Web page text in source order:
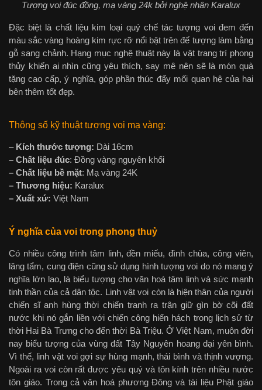
Tượng voi đúc đồng, mạ vàng 24k bởi nghệ nhân Karalux
Đặc biệt là chất liệu kim loại quý chế tác tượng voi đem đến
màu sắc vàng hoàng kim rực rỡ nổi bật trên đế tượng làm bằng
gỗ sang chảnh. Hạng mục nghệ thuật này là vật trang trí phong
thủy khiến ai nhìn cũng yêu thích, say mê nên sẽ là món quà
tặng cao cấp, ý nghĩa, góp phần thúc đẩy mối quan hệ của hai
bên thêm tốt đẹp.
Thông số kỹ thuật tượng voi mạ vàng:
– Kích thước tượng: Dài 16cm
– Chất liệu đúc: Đồng vàng nguyên khối
– Chất liệu bề mặt: Mạ vàng 24K
– Thương hiệu: Karalux
– Xuất xứ: Việt Nam
Ý nghĩa của voi trong phong thuỷ
Có nhiều công trình tâm linh, đền miếu, đình chùa, công viên,
lăng tẩm, cung điện cũng sử dụng hình tượng voi do nó mang ý
nghĩa lớn lao, là biểu tượng cho văn hoá tâm linh và sức mạnh
tinh thần của cả dân tộc. Linh vật voi còn là hiện thân của người
chiến sĩ anh hùng thời chiến tranh ra trận giữ gìn bờ cõi đất
nước khi nó gắn liền với chiến công hiển hách trong lịch sử từ
thời Hai Bà Trưng cho đến thời Bà Triệu. Ở Việt Nam, muôn đời
nay biểu tượng của vùng đất Tây Nguyên hoang dại yên bình.
Vì thế, linh vật voi gợi sự hùng mạnh, thái bình và thịnh vượng.
Ngoài ra voi còn rất được yêu quý và tôn kính trên nhiều nước
tôn giáo. Trong cả văn hoá phương Đông và tài liệu Phật giáo